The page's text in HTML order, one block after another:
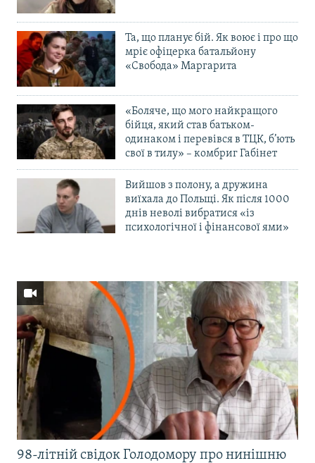
Та, що планує бій. Як воює і про що
мріє офіцерка батальйону
«Свобода» Маргарита
«Боляче, що мого найкращого
бійця, який став батьком-
одинаком і перевівся в ТЦК, б’ють
свої в тилу» – комбриг Габінет
Вийшов з полону, а дружина
виїхала до Польщі. Як після 1000
днів неволі вибратися «із
психологічної і фінансової ями»
98-літній свідок Голодомору про нинішню